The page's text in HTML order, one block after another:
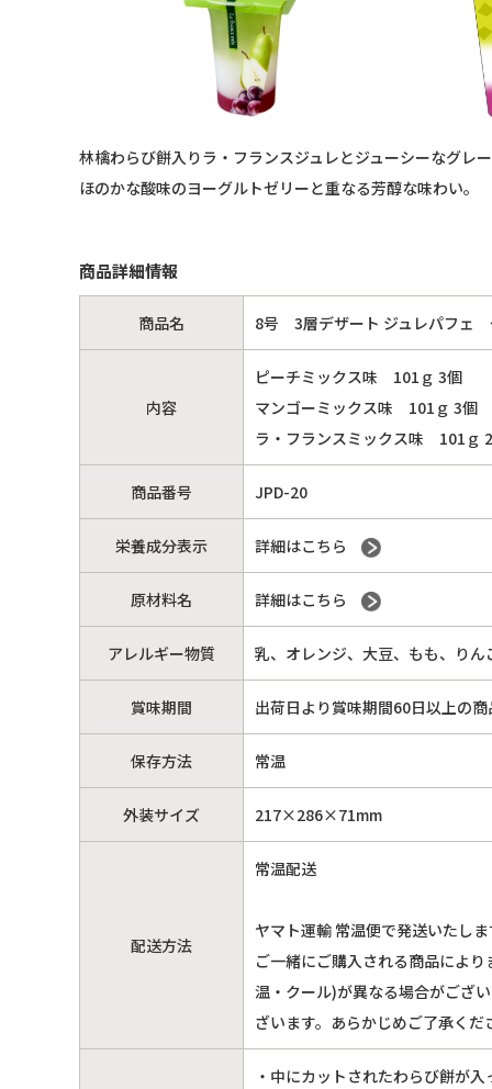
林檎わらび餅入りラ・フランスジュレとジューシーなグレ
ほのかな酸味のヨーグルトゼリーと重なる芳醇な味わい。
商品詳細情報
商品名 8号 3層デザート ジュレパフェ
内容
ピーチミックス味 101ｇ 3個
マンゴーミックス味 101ｇ 3個
ラ・フランスミックス味 101ｇ
商品番号 JPD-20
栄養成分表示 詳細はこちら
原材料名 詳細はこちら
アレルギー物質 乳、オレンジ、大豆、もも、りん
賞味期間 出荷日より賞味期間60日以上の
保存方法 常温
外装サイズ 217×286×71mm
配送方法
常温配送
ヤマト運輸 常温便で発送いたし
ご一緒にご購入される商品によ
温・クール)が異なる場合がござ
ざいます。あらかじめご了承くだ
・中にカットされたわらび餅が